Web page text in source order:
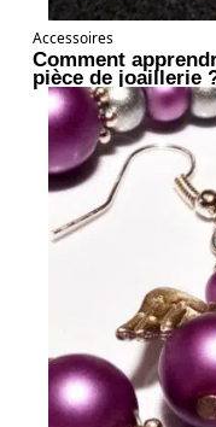
Accessoires
Comment
pièce de joaillerie